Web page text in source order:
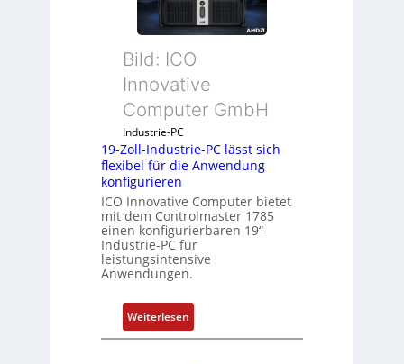
a
u
s
g
l
i
c
s
e
l
e
m
e
n
t
Bild: ICO
Innovative
Computer GmbH
Industrie-PC
19-Zoll-Industrie-PC lässt sich
flexibel für die Anwendung
konfigurieren
ICO Innovative Computer bietet
mit dem Controlmaster 1785
einen konfigurierbaren 19“-
Industrie-PC für
leistungsintensive
Anwendungen.
Weiterlesen:
1